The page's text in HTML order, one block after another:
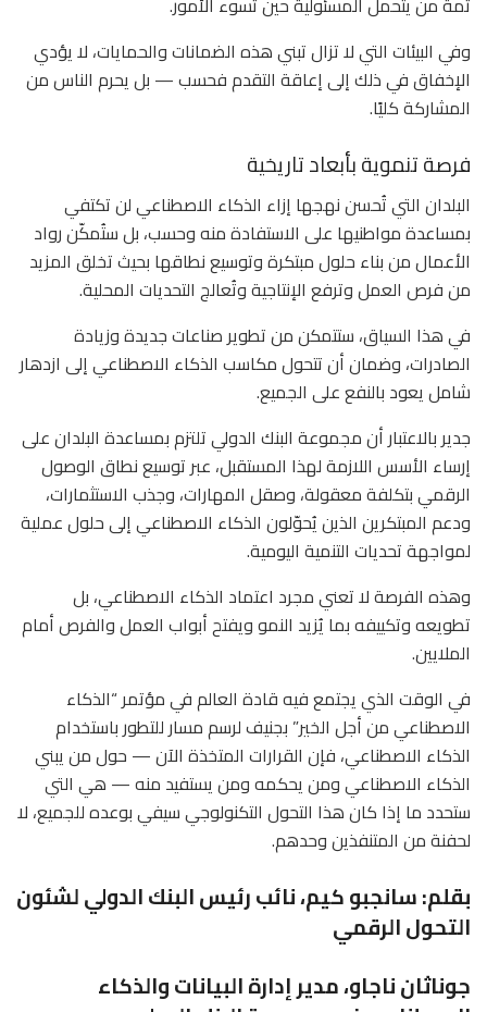
وفي البيئات التي لا تزال تبني هذه الضمانات والحمايات، لا يؤدي
الإخفاق في ذلك إلى إعاقة التقدم فحسب — بل يحرم الناس من
المشاركة كليًا.
فرصة تنموية بأبعاد تاريخية
البلدان التي تُحسن نهجها إزاء الذكاء الاصطناعي لن تكتفي
بمساعدة مواطنيها على الاستفادة منه وحسب، بل ستُمكّن رواد
الأعمال من بناء حلول مبتكرة وتوسيع نطاقها بحيث تخلق المزيد
من فرص العمل وترفع الإنتاجية وتُعالج التحديات المحلية.
في هذا السياق، ستتمكن من تطوير صناعات جديدة وزيادة
الصادرات، وضمان أن تتحول مكاسب الذكاء الاصطناعي إلى ازدهار
شامل يعود بالنفع على الجميع.
جدير بالاعتبار أن مجموعة البنك الدولي تلتزم بمساعدة البلدان على
إرساء الأسس اللازمة لهذا المستقبل، عبر توسيع نطاق الوصول
الرقمي بتكلفة معقولة، وصقل المهارات، وجذب الاستثمارات،
ودعم المبتكرين الذين يُحوّلون الذكاء الاصطناعي إلى حلول عملية
لمواجهة تحديات التنمية اليومية.
وهذه الفرصة لا تعني مجرد اعتماد الذكاء الاصطناعي، بل
تطويعه وتكييفه بما يُزيد النمو ويفتح أبواب العمل والفرص أمام
الملايين.
في الوقت الذي يجتمع فيه قادة العالم في مؤتمر “الذكاء
الاصطناعي من أجل الخير” بجنيف لرسم مسار للتطور باستخدام
الذكاء الاصطناعي، فإن القرارات المتخذة الآن — حول من يبني
الذكاء الاصطناعي ومن يحكمه ومن يستفيد منه — هي التي
ستحدد ما إذا كان هذا التحول التكنولوجي سيفي بوعده للجميع، لا
لحفنة من المتنفذين وحدهم.
بقلم: سانجبو كيم، نائب رئيس البنك الدولي لشئون
التحول الرقمي
جوناثان ناجاو، مدير إدارة البيانات والذكاء